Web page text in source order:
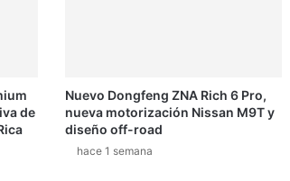
de
Nuevo Dongfeng ZNA Rich 6 Pro,
nueva motorización Nissan M9T y
diseño off-road
hace 1 semana